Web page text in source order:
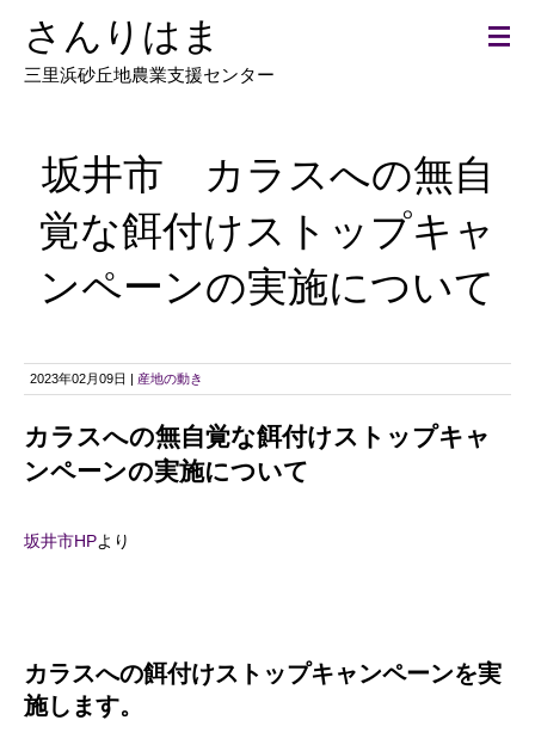
さんりはま
三里浜砂丘地農業支援センター
坂井市 カラスへの無自
覚な餌付けストップキャ
ンペーンの実施について
2023年02月09日 | 産地の動き
カラスへの無自覚な餌付けストップキャ
ンペーンの実施について
坂井市HPより
カラスへの餌付けストップキャンペーンを実
施します。